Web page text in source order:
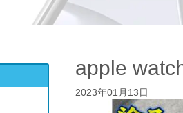
apple
2023年01月13日